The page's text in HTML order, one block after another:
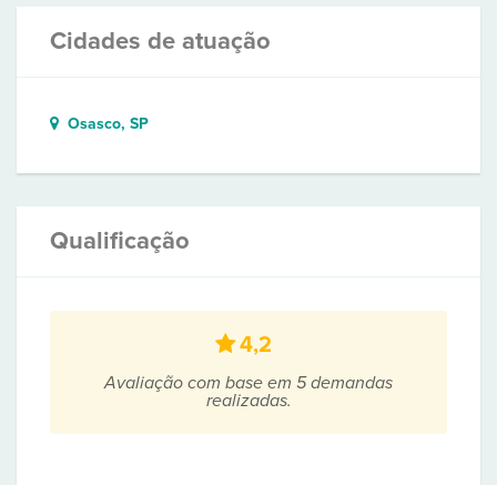
Cidades de atuação
Osasco, SP
Qualificação
4,2
Avaliação com base em 5 demandas
realizadas.